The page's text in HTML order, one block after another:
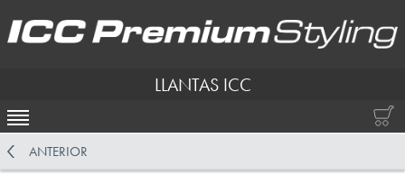
LLANTAS ICC
ACTIVAR NAVEGACIÓN
ANTERIOR